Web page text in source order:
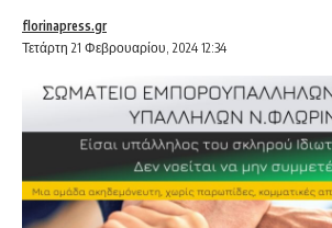
Τετάρτη 21 Φεβρουαρίου, 2024 12:34
florinapress.gr